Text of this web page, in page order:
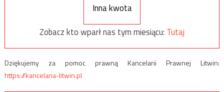
Inna kwota
Zobacz kto wparł nas tym miesiącu: Tutaj
Dziękujemy za pomoc prawną Kancelarii Prawnej Litwin:
https://kancelaria-litwin.pl